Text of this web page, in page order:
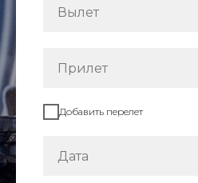
Добавить перелет